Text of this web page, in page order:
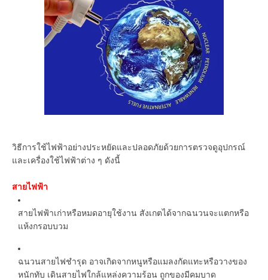
วิธีการใช้ไฟฟ้าอย่างประหยัดและปลอดภัยด้วยการตรวจดูอุปกรณ์
และเครื่องใช้ไฟฟ้าต่าง ๆ ดังนี้
สายไฟฟ้า
สายไฟฟ้าเก่าหรือหมดอายุใช้งาน สังเกตได้จากฉนวนจะแตกหรือ
แห้งกรอบบวม
ฉนวนสายไฟชำรุด อาจเกิดจากหนูหรือแมลงกัดแทะหรือวางของ
หนักทับ เดินสายไฟใกล้แหล่งความร้อน ถูกของมีคมบาด